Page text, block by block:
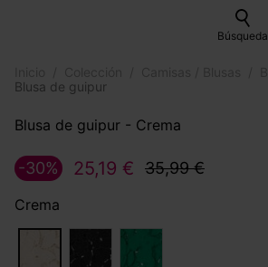
Búsqueda
Blusa de guipur
Blusa de guipur - Crema
25,19 € 35,99 €
-30%
Crema